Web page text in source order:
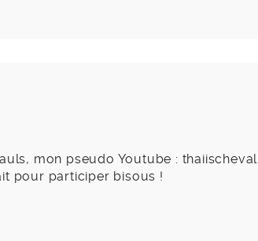
mon pseudo Youtube : thaiischeval
pour participer bisous !